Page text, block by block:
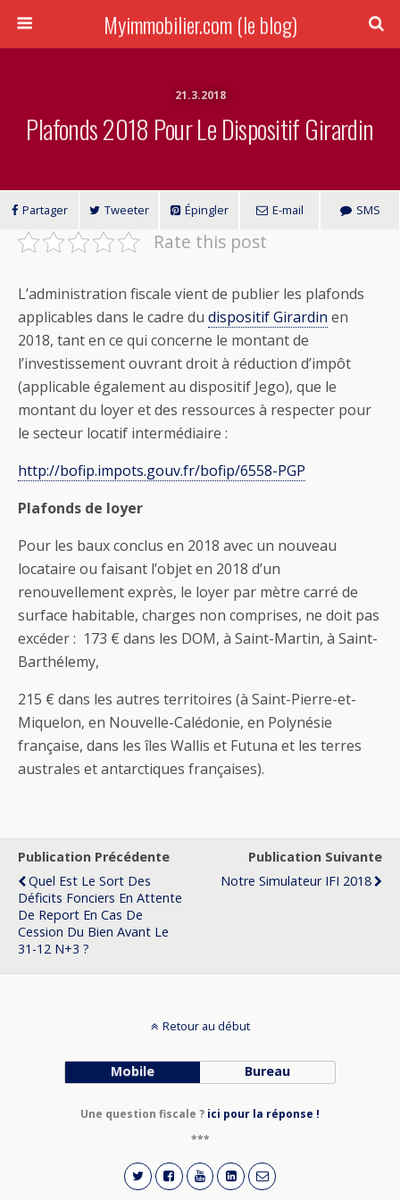
Myimmobilier.com (le blog)
21.3.2018
Plafonds 2018 Pour Le Dispositif Girardin
Partager Tweeter Épingler E-mail SMS
Rate this post
L’administration fiscale vient de publier les plafonds
applicables dans le cadre du dispositif Girardin en
2018, tant en ce qui concerne le montant de
l’investissement ouvrant droit à réduction d’impôt
(applicable également au dispositif Jego), que le
montant du loyer et des ressources à respecter pour
le secteur locatif intermédiaire :
http://bofip.impots.gouv.fr/bofip/6558-PGP
Plafonds de loyer
Pour les baux conclus en 2018 avec un nouveau
locataire ou faisant l’objet en 2018 d’un
renouvellement exprès, le loyer par mètre carré de
surface habitable, charges non comprises, ne doit pas
excéder : 173 € dans les DOM, à Saint-Martin, à Saint-
Barthélemy,
215 € dans les autres territoires (à Saint-Pierre-et-
Miquelon, en Nouvelle-Calédonie, en Polynésie
française, dans les îles Wallis et Futuna et les terres
australes et antarctiques françaises).
Publication Précédente
Quel Est Le Sort Des
Déficits Fonciers En Attente
De Report En Cas De
Cession Du Bien Avant Le
31-12 N+3 ?
Publication Suivante
Notre Simulateur IFI 2018
Retour au début
Mobile Bureau
Une question fiscale ? ici pour la réponse !
***